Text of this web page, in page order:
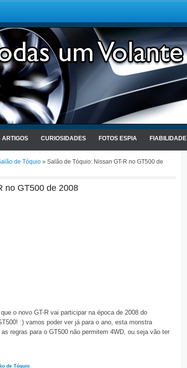
ARTIGOS CURIOSIDADES FOTOS ESPIA FIABILIDADE
de Tóquio » Salão de Tóquio: Nissan GT-R no GT500 de
no GT500 de 2008
o novo GT-R vai participar na época de 2008 do
:) vamos poder ver já para o ano, esta monstra
regras para o GT500 não permitem 4WD, ou seja vão ter
de Tóquio